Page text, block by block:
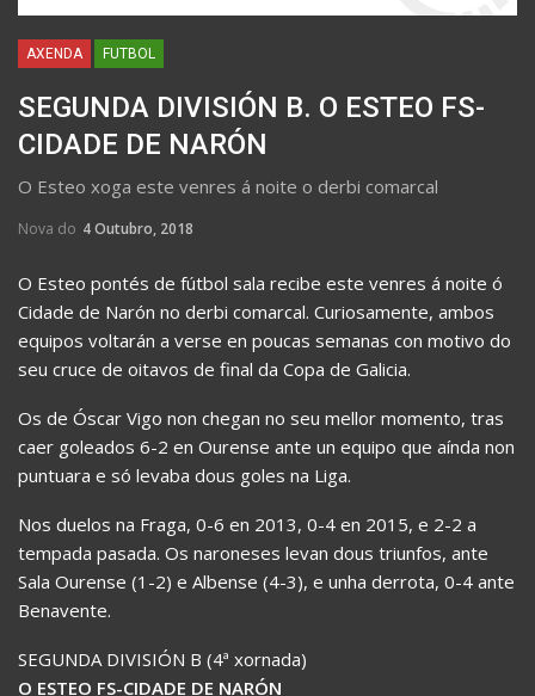
AXENDA FUTBOL
SEGUNDA DIVISIÓN B. O ESTEO FS-
CIDADE DE NARÓN
O Esteo xoga este venres á noite o derbi comarcal
Nova do 4 Outubro, 2018
O Esteo pontés de fútbol sala recibe este venres á noite ó
Cidade de Narón no derbi comarcal. Curiosamente, ambos
equipos voltarán a verse en poucas semanas con motivo do
seu cruce de oitavos de final da Copa de Galicia.
Os de Óscar Vigo non chegan no seu mellor momento, tras
caer goleados 6-2 en Ourense ante un equipo que aínda non
puntuara e só levaba dous goles na Liga.
Nos duelos na Fraga, 0-6 en 2013, 0-4 en 2015, e 2-2 a
tempada pasada. Os naroneses levan dous triunfos, ante
Sala Ourense (1-2) e Albense (4-3), e unha derrota, 0-4 ante
Benavente.
SEGUNDA DIVISIÓN B (4ª xornada)
O ESTEO FS-CIDADE DE NARÓN